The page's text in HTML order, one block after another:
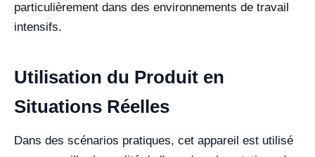
particulièrement dans des environnements de travail
intensifs.
Utilisation du Produit en
Situations Réelles
Dans des scénarios pratiques, cet appareil est utilisé